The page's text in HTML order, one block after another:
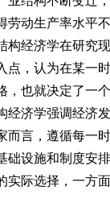
劳动生产率水平
构经济学在研究
点，认为在某一
，也就决定了一
经济学强调经济
而言，遵循每一
础设施和制度安
实际选择，一方